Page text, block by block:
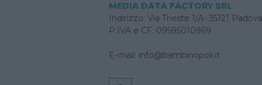
MEDIA DATA FACTORY SRL
Indirizzo: Via Trieste 1/A- 35121 Padova
P.IVA e CF: 09595010969
E-mail: info@bambinopoli.it